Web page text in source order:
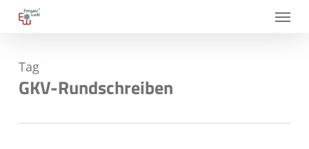
Skip
content
Menu
Tag
GKV-Rundschreiben